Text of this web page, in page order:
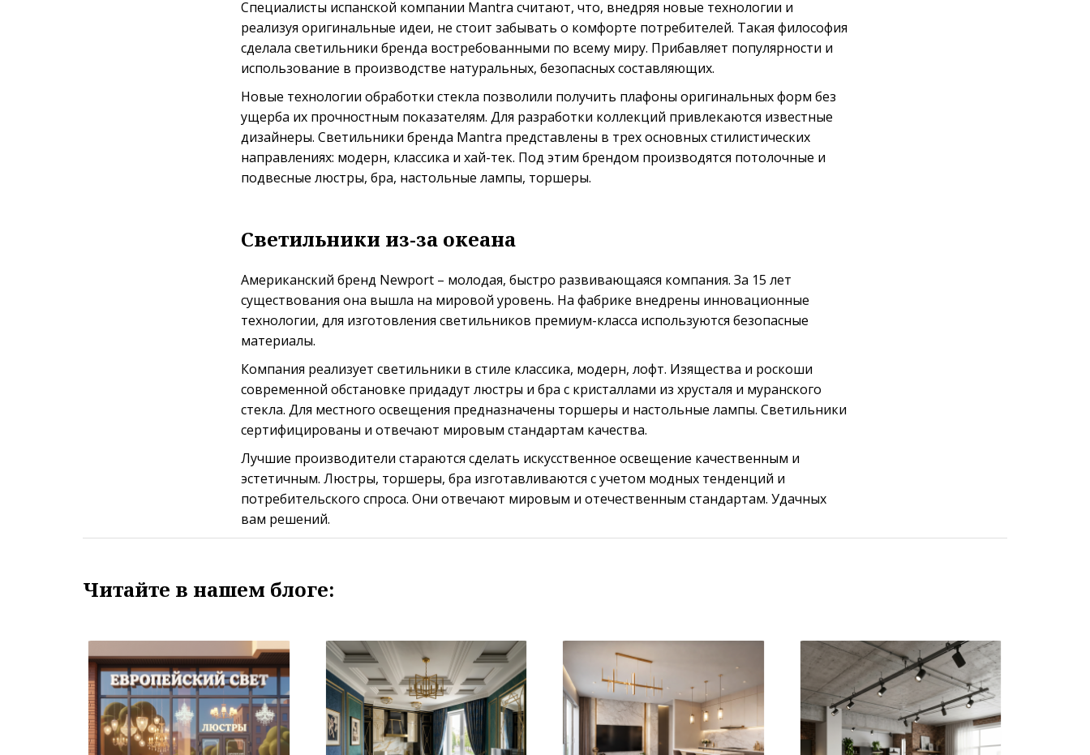
Специалисты испанской компании Mantra считают, что, внедряя новые технологии и
реализуя оригинальные идеи, не стоит забывать о комфорте потребителей. Такая философия
сделала светильники бренда востребованными по всему миру. Прибавляет популярности и
использование в производстве натуральных, безопасных составляющих.
Новые технологии обработки стекла позволили получить плафоны оригинальных форм без
ущерба их прочностным показателям. Для разработки коллекций привлекаются известные
дизайнеры. Светильники бренда Mantra представлены в трех основных стилистических
направлениях: модерн, классика и хай-тек. Под этим брендом производятся потолочные и
подвесные люстры, бра, настольные лампы, торшеры.
Светильники из-за океана
Американский бренд Newport – молодая, быстро развивающаяся компания. За 15 лет
существования она вышла на мировой уровень. На фабрике внедрены инновационные
технологии, для изготовления светильников премиум-класса используются безопасные
материалы.
Компания реализует светильники в стиле классика, модерн, лофт. Изящества и роскоши
современной обстановке придадут люстры и бра с кристаллами из хрусталя и муранского
стекла. Для местного освещения предназначены торшеры и настольные лампы. Светильники
сертифицированы и отвечают мировым стандартам качества.
Лучшие производители стараются сделать искусственное освещение качественным и
эстетичным. Люстры, торшеры, бра изготавливаются с учетом модных тенденций и
потребительского спроса. Они отвечают мировым и отечественным стандартам. Удачных
вам решений.
Читайте в нашем блоге: